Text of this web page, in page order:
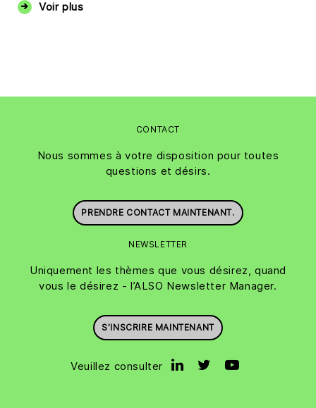
Voir plus
CONTACT
Nous sommes à votre disposition pour toutes
questions et désirs.
PRENDRE CONTACT MAINTENANT.
NEWSLETTER
Uniquement les thèmes que vous désirez, quand
vous le désirez - l’ALSO Newsletter Manager.
S’INSCRIRE MAINTENANT
Veuillez consulter